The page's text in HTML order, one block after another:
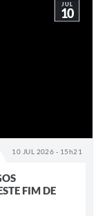
10 JUL 2026 - 15h21
JUL
10
FIM DE